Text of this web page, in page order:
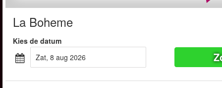
La Boheme
Kies de datum
zat, 8 aug 2026